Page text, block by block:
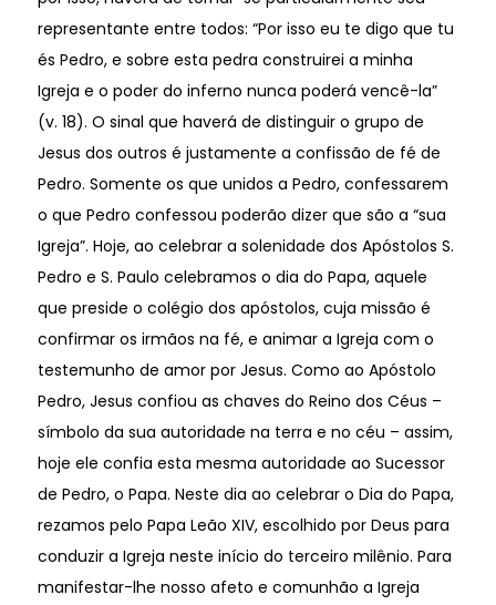
representante entre todos: “Por isso eu te digo que tu
és Pedro, e sobre esta pedra construirei a minha
Igreja e o poder do inferno nunca poderá vencê-la”
(v. 18). O sinal que haverá de distinguir o grupo de
Jesus dos outros é justamente a confissão de fé de
Pedro. Somente os que unidos a Pedro, confessarem
o que Pedro confessou poderão dizer que são a “sua
Igreja”. Hoje, ao celebrar a solenidade dos Apóstolos S.
Pedro e S. Paulo celebramos o dia do Papa, aquele
que preside o colégio dos apóstolos, cuja missão é
confirmar os irmãos na fé, e animar a Igreja com o
testemunho de amor por Jesus. Como ao Apóstolo
Pedro, Jesus confiou as chaves do Reino dos Céus –
símbolo da sua autoridade na terra e no céu – assim,
hoje ele confia esta mesma autoridade ao Sucessor
de Pedro, o Papa. Neste dia ao celebrar o Dia do Papa,
rezamos pelo Papa Leão XIV, escolhido por Deus para
conduzir a Igreja neste início do terceiro milênio. Para
manifestar-lhe nosso afeto e comunhão a Igreja